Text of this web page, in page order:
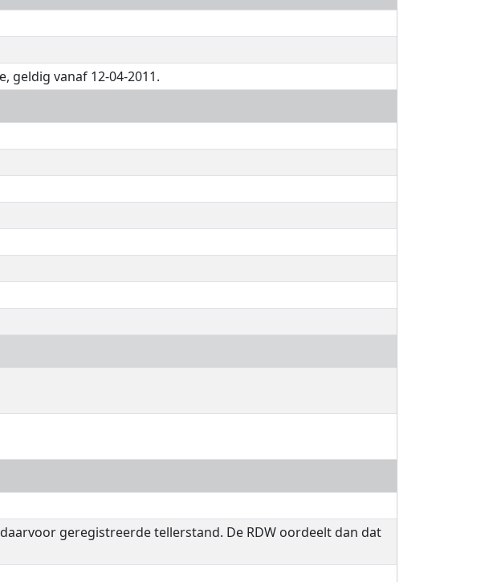
geldig vanaf 12-04-2011.
geregistreerde tellerstand. De RDW oordeelt dan dat